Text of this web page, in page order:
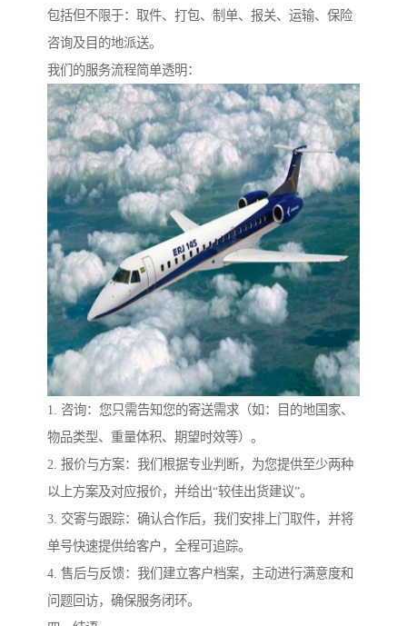
包括但不限于：取件、打包、制单、报关、运输、保险
咨询及目的地派送。
我们的服务流程简单透明：
1. 咨询：您只需告知您的寄送需求（如：目的地国家、
物品类型、重量体积、期望时效等）。
2. 报价与方案：我们根据专业判断，为您提供至少两种
以上方案及对应报价，并给出“较佳出货建议”。
3. 交寄与跟踪：确认合作后，我们安排上门取件，并将
单号快速提供给客户，全程可追踪。
4. 售后与反馈：我们建立客户档案，主动进行满意度和
问题回访，确保服务闭环。